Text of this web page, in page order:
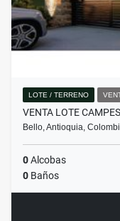
LOTE / TERRENO
VENTA LOTE
Bello, Antioquia,
0Alcobas
0 Baños